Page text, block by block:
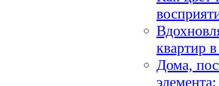
квартир
Дома,